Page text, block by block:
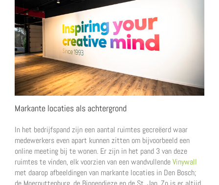
Markante locaties als achtergrond
In het bedrijfspand zijn een aantal ruimtes gecreëerd waar
medewerkers even apart kunnen zitten om bijvoorbeeld een
online meeting bij te wonen. Er zijn in het pand 3 van deze
ruimtes te vinden, elk voorzien van een wandvullendeVinywall
met daarop afbeeldingen van markante locaties in Den Bosch;